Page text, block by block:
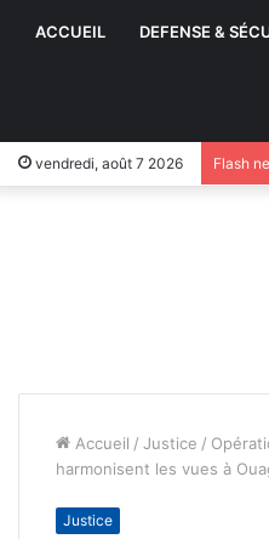
ACCUEIL DEFENSE &
vendredi, août 7 2026 Flash
Accueil / Justice /
harmonisent les vues à
Justice